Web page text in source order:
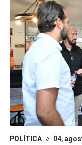
POLÍTICA 04,